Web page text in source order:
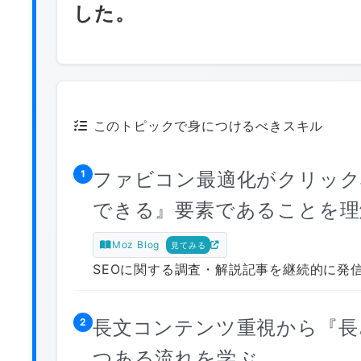
した。
このトピックで身につけるべきスキル
1
ファビコン最適化がクリッ
できる』要素であることを
Moz Blog 見てみる
SEOに関する調査・解説記事を継続的に発
2 長文コンテンツ重視から『